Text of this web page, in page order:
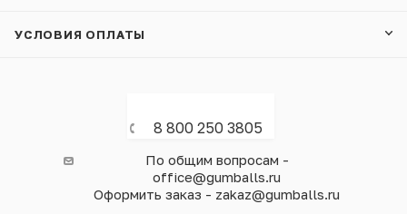
УСЛОВИЯ ОПЛАТЫ
8 800 250 3805
По общим вопросам -
office@gumballs.ru
Оформить заказ - zakaz@gumballs.ru